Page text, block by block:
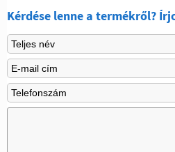
Kérdése lenne a termékről?